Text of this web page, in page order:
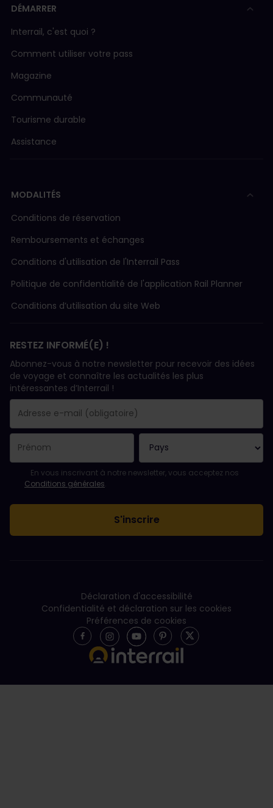
DÉMARRER
Interrail, c'est quoi ?
Comment utiliser votre pass
Magazine
Communauté
Tourisme durable
Assistance
MODALITÉS
Conditions de réservation
Remboursements et échanges
Conditions d'utilisation de l'Interrail Pass
Politique de confidentialité de l'application Rail Planner
Conditions d’utilisation du site Web
RESTEZ INFORMÉ(E) !
Abonnez-vous à notre newsletter pour recevoir des idées
de voyage et connaître les actualités les plus
intéressantes d’Interrail !
Le champ adresse e-mail est obligatoire.
L'adresse e-mail n'est pas valide !
L'inscription à la newsletter a échoué. Veuillez réessayer
Vous êtes déjà abonné(e) à cette newsletter.
Veuillez accepter les conditions générales pour vous inscrire à
En vous inscrivant à notre newsletter, vous acceptez nos
Conditions générales.
Déclaration d'accessibilité
Confidentialité et déclaration sur les cookies
Préférences de cookies